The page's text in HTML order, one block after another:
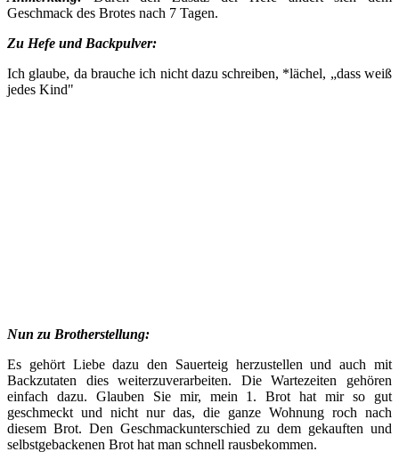
Geschmack des Brotes nach 7 Tagen.
Zu Hefe und Backpulver:
Ich glaube, da brauche ich nicht dazu schreiben, *lächel, „dass weiß
jedes Kind"
Nun zu Brotherstellung:
Es gehört Liebe dazu den Sauerteig herzustellen und auch mit
Backzutaten dies weiterzuverarbeiten. Die Wartezeiten gehören
einfach dazu. Glauben Sie mir, mein 1. Brot hat mir so gut
geschmeckt und nicht nur das, die ganze Wohnung roch nach
diesem Brot. Den Geschmackunterschied zu dem gekauften und
selbstgebackenen Brot hat man schnell rausbekommen.